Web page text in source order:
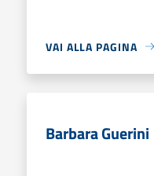
VAI ALLA PAGINA
Barbara Guerini